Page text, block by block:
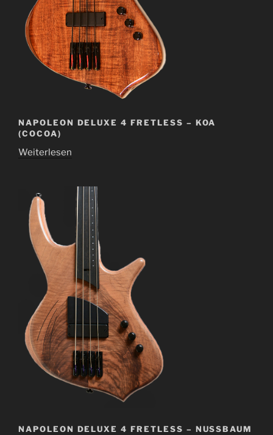
NAPOLEON DELUXE 4 FRETLESS – KOA
(COCOA)
Weiterlesen
NAPOLEON DELUXE 4 FRETLESS – NUSSBAUM